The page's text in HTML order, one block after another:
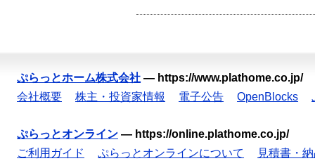
ぷらっとホーム株式会社 — https://www.plathome.co.jp/
会社概要
株主・投資家情報 電子公告 OpenBlocks
ぷらっとオンライン — https://online.plathome.co.jp/
ご利用ガイド
ぷらっとオンラインについて
見積書・